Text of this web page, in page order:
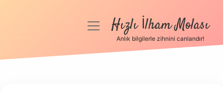
Anasayfa
menüyüHızlı İlham Molası
Anlık bilgilerle zihnini canlandır!